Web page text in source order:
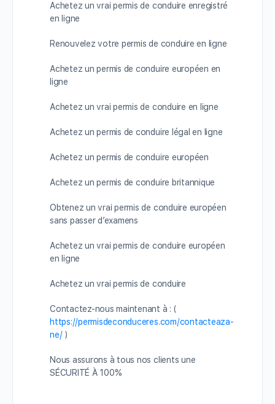
Achetez un vrai permis de conduire enregistré
en ligne
Renouvelez votre permis de conduire en ligne
Achetez un permis de conduire européen en
ligne
Achetez un vrai permis de conduire en ligne
Achetez un permis de conduire légal en ligne
Achetez un permis de conduire européen
Achetez un permis de conduire britannique
Obtenez un vrai permis de conduire européen
sans passer d’examens
Achetez un vrai permis de conduire européen
en ligne
Achetez un vrai permis de conduire
Contactez-nous maintenant à : (
https://permisdeconduceres.com/contacteaza-
ne/)
Nous assurons à tous nos clients une
SÉCURITÉ À 100%